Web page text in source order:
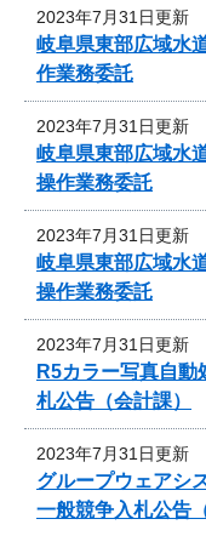
2023年7月31日更新
岐阜県東部広域水
作業務委託
2023年7月31日更新
岐阜県東部広域水
操作業務委託
2023年7月31日更新
岐阜県東部広域水
操作業務委託
2023年7月31日更新
R5カラー写真自動
札公告（会計課）
2023年7月31日更新
グループウェアシ
一般競争入札公告